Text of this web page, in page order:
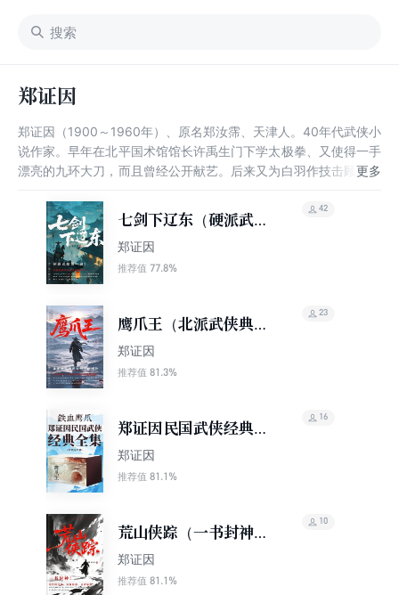
郑证因
郑证因（1900～1960年）、原名郑汝霈、天津人。40年代武侠小
说作家。早年在北平国术馆馆长许禹生门下学太极拳、又使得一手
漂亮的九环大刀，而且曾经公开献艺。后来又为白羽作技击顾问，
说创作，共有武侠小说88部。郑证因是民国旧派武侠小说“北派五
大家”中“帮会技击派”的代表人物。
七剑下辽东（硬派武侠
第一书！中国武侠文学
学会推荐阅读）
郑证因
推荐值 77.8%
42
鹰爪王（北派武侠典
范，写尽人间刚骨）
郑证因
推荐值 81.3%
23
郑证因民国武侠经典全
集（套装共37册）
郑证因
推荐值 81.1%
16
荒山侠踪（一书封神！
他写的江湖，没有花
招，只有杀招）
郑证因
推荐值 81.1%
10